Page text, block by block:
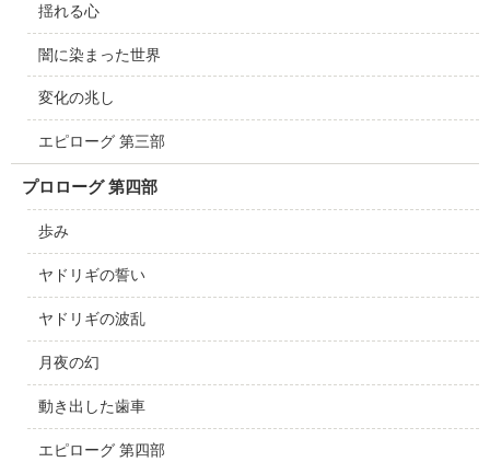
揺れる心
闇に染まった世界
変化の兆し
エピローグ 第三部
プロローグ 第四部
歩み
ヤドリギの誓い
ヤドリギの波乱
月夜の幻
動き出した歯車
エピローグ 第四部